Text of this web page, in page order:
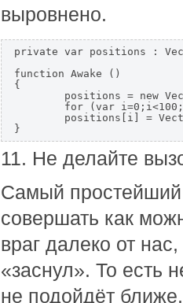
выровнено.
private var positions :
function Awake ()
{
}
11. Не делайте
Самый простейший
совершать как
враг далеко от
«заснул». То есть
не подойдёт